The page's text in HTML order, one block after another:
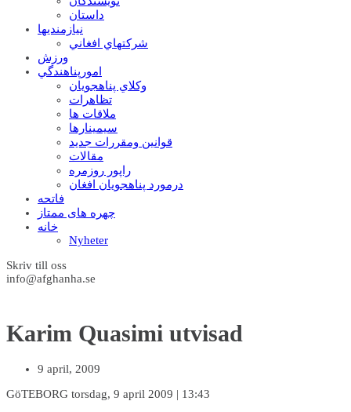
داستان
نيازمنديها
شرکتهاي افغاني
ورزش
امورپناهندگي
وکلاي پناهجويان
تظاهرات
ملاقات ها
سيمينارها
قوانين ومقررات جديد
مقالات
راپور روزمره
درمورد پناهجويان افغان
فاتحه
چهره های ممتاز
خانه
Nyheter
Skriv till oss
info@afghanha.se
Karim Quasimi utvisad
9 april, 2009
GöTEBORG torsdag, 9 april 2009 | 13:43